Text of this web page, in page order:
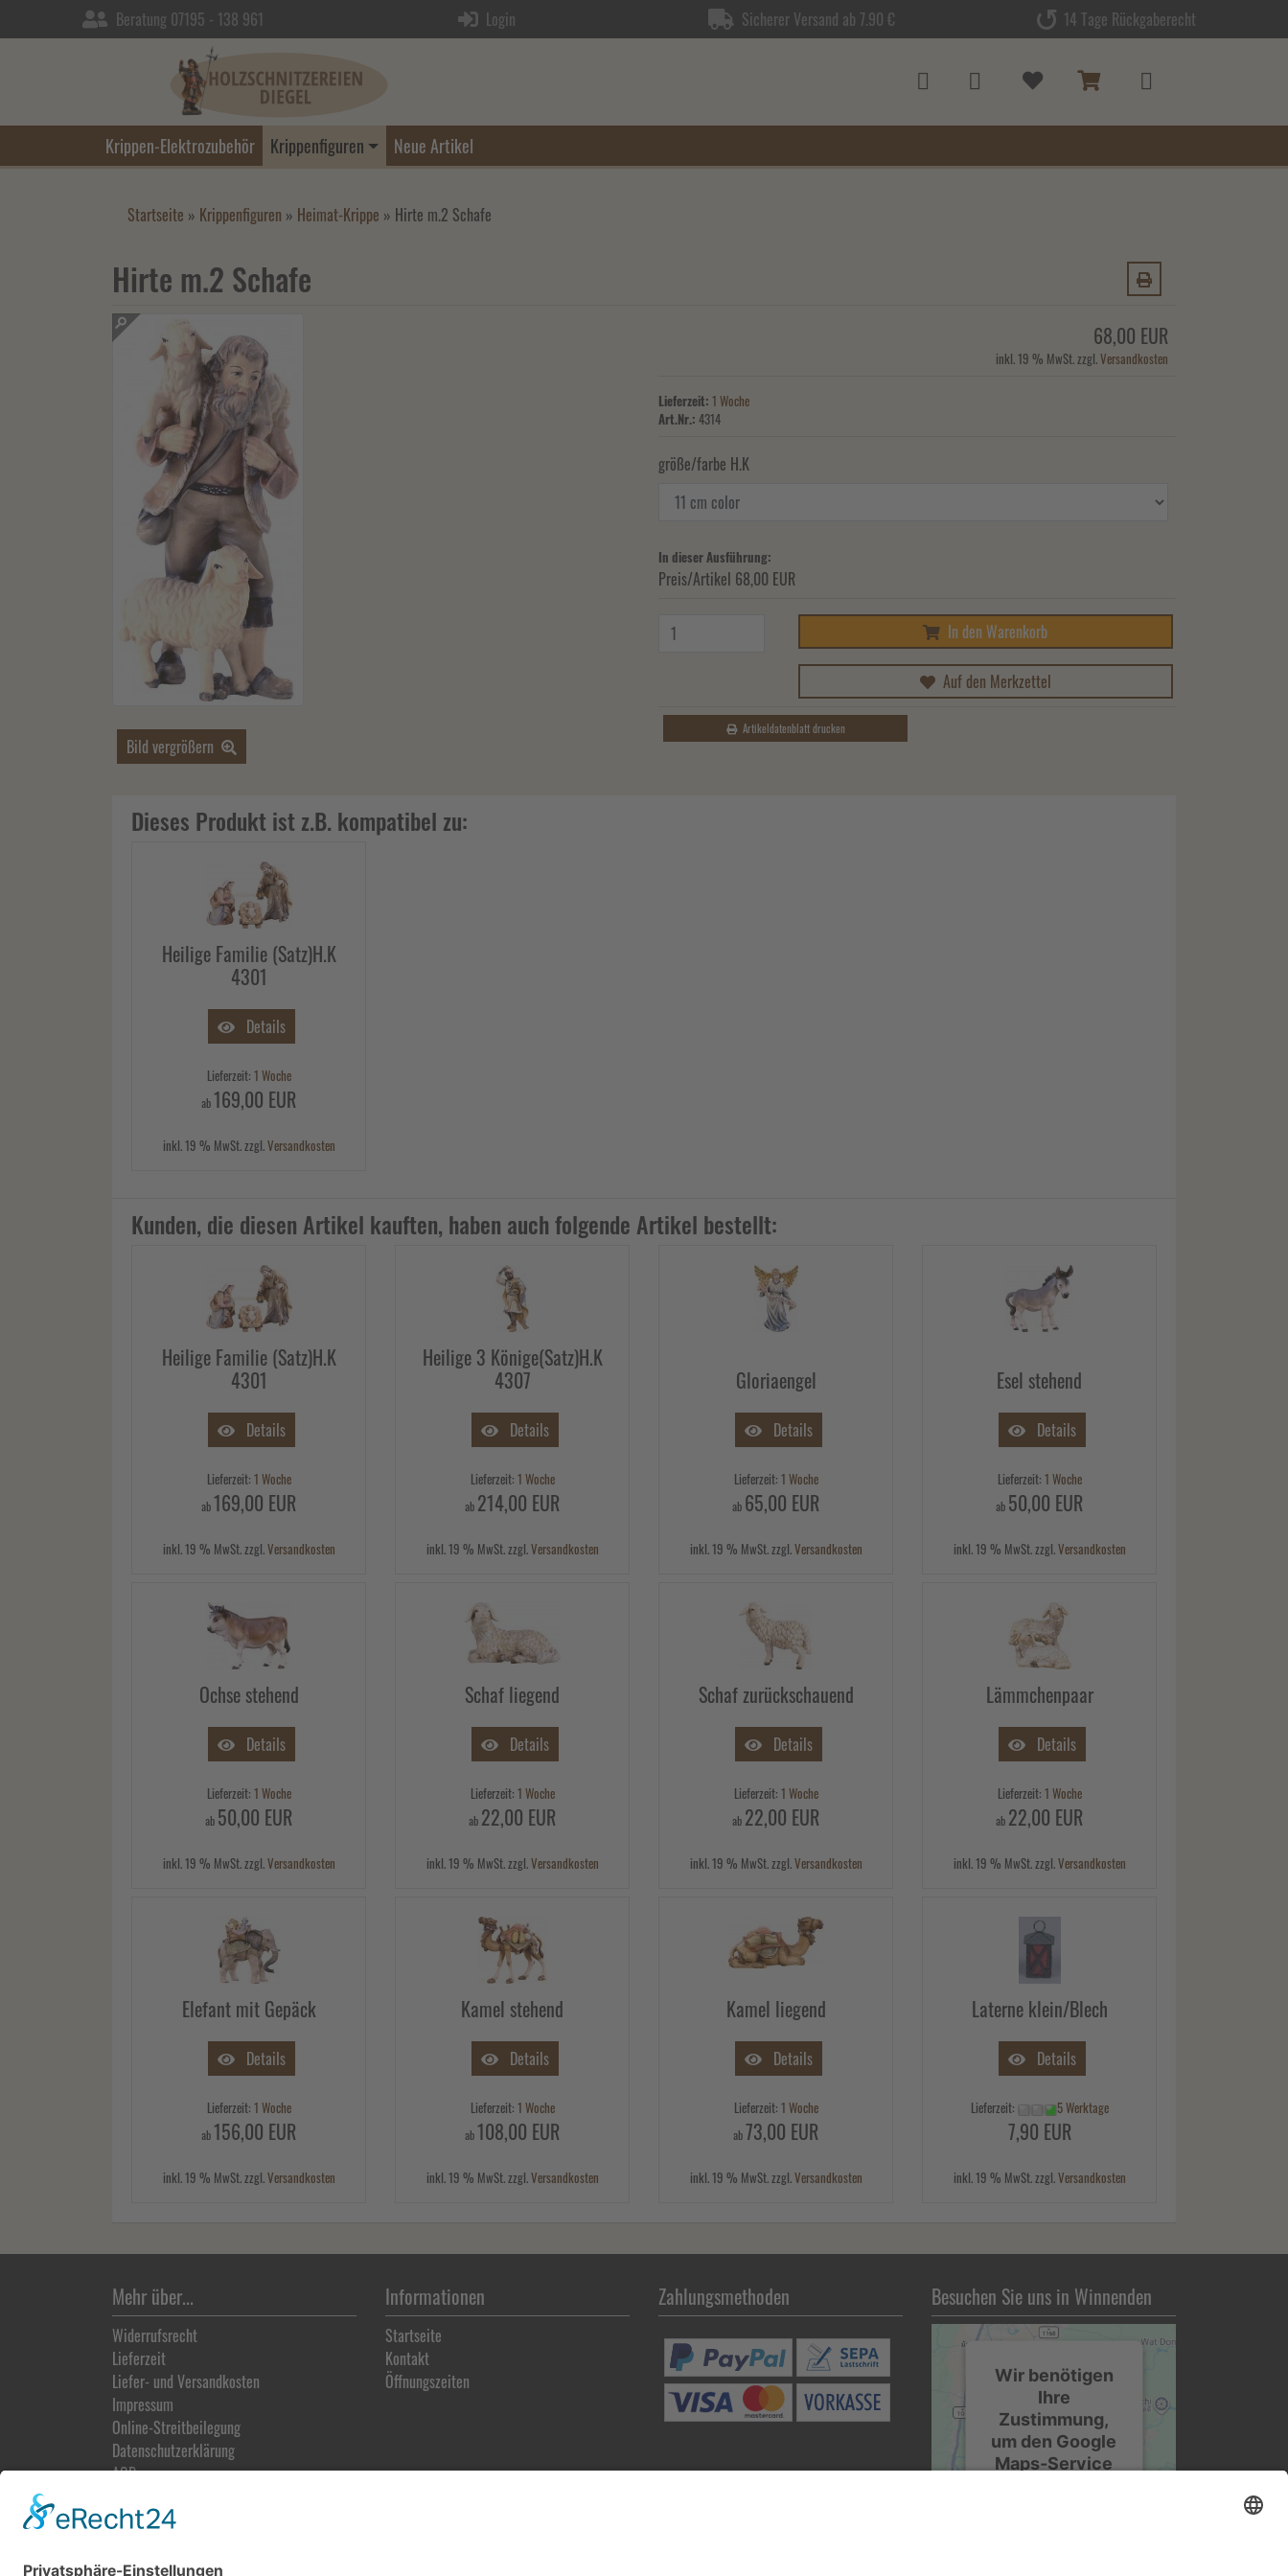
Beratung 07195 - 138 961 Login Sicherer Versand ab 7.90 € 14 Tage Rückgaberecht
Krippen-Elektrozubehör Krippenfiguren Neue Artikel
Startseite » Krippenfiguren » Heimat-Krippe » Hirte m.2 Schafe
Hirte m.2 Schafe
Bild vergrößern
68,00 EUR
inkl. 19 % MwSt. zzgl.Versandkosten
Lieferzeit: 1 Woche
Art.Nr.: 4314
größe/farbe H.K
In dieser Ausführung:
Preis/Artikel 68,00 EUR
In den Warenkorb
Auf den Merkzettel
Artikeldatenblatt drucken
Dieses Produkt ist z.B. kompatibel zu:
Heilige Familie (Satz)H.K
4301
Details
Lieferzeit: 1 Woche
ab169,00 EUR
inkl. 19 % MwSt. zzgl.Versandkosten
Kunden, die diesen Artikel kauften, haben auch folgende Artikel bestellt:
Heilige Familie (Satz)H.K
4301
Details
Lieferzeit: 1 Woche
ab169,00 EUR
inkl. 19 % MwSt. zzgl.Versandkosten
Heilige 3 Könige(Satz)H.K
4307
Details
Lieferzeit: 1 Woche
ab 214,00 EUR
inkl. 19 % MwSt. zzgl.Versandkosten
Gloriaengel
Details
Lieferzeit: 1 Woche
ab 65,00 EUR
inkl. 19 % MwSt. zzgl.Versandkosten
Esel stehend
Details
Lieferzeit: 1 Woche
ab 50,00 EUR
inkl. 19 % MwSt. zzgl.Versandkosten
Ochse stehend
Details
Lieferzeit: 1 Woche
ab 50,00 EUR
inkl. 19 % MwSt. zzgl.Versandkosten
Schaf liegend
Details
Lieferzeit: 1 Woche
ab 22,00 EUR
inkl. 19 % MwSt. zzgl.Versandkosten
Schaf zurückschauend
Details
Lieferzeit: 1 Woche
ab 22,00 EUR
inkl. 19 % MwSt. zzgl.Versandkosten
Lämmchenpaar
Details
Lieferzeit: 1 Woche
ab 22,00 EUR
inkl. 19 % MwSt. zzgl.Versandkosten
Elefant mit Gepäck
Details
Lieferzeit: 1 Woche
ab156,00 EUR
inkl. 19 % MwSt. zzgl.Versandkosten
Kamel stehend
Details
Lieferzeit: 1 Woche
ab108,00 EUR
inkl. 19 % MwSt. zzgl.Versandkosten
Kamel liegend
Details
Lieferzeit: 1 Woche
ab73,00 EUR
inkl. 19 % MwSt. zzgl.Versandkosten
Laterne klein/Blech
Details
Lieferzeit: 5 Werktage
7,90 EUR
inkl. 19 % MwSt. zzgl.Versandkosten
Mehr über...
Widerrufsrecht
Lieferzeit
Liefer- und Versandkosten
Impressum
Online-Streitbeilegung
Datenschutz­erklärung
AGB
Vertrag widerrufen
Informationen
Startseite
Kontakt
Öffnungszeiten
Zahlungsmethoden Besuchen Sie uns in Winnenden
Wir benötigen
Ihre
Zustimmung,
um den Google
Maps-Service